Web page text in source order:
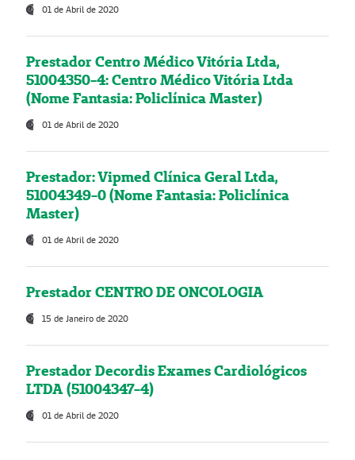
01 de Abril de 2020
Prestador Centro Médico Vitória Ltda,
51004350-4: Centro Médico Vitória Ltda
(Nome Fantasia: Policlínica Master)
01 de Abril de 2020
Prestador: Vipmed Clínica Geral Ltda,
51004349-0 (Nome Fantasia: Policlínica
Master)
01 de Abril de 2020
Prestador CENTRO DE ONCOLOGIA
15 de Janeiro de 2020
Prestador Decordis Exames Cardiológicos
LTDA (51004347-4)
01 de Abril de 2020